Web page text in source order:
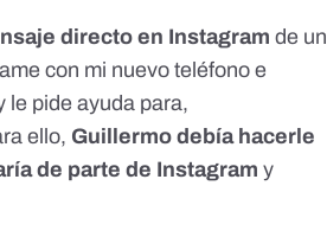
directo en Instagramde un
con mi nuevo teléfono e
le pide ayuda para,
ello, Guillermo debía hacerle
de parte de Instagram y